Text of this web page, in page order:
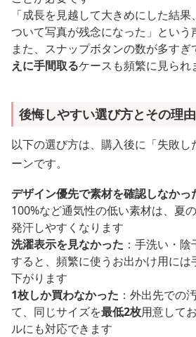
「成長を見越して大きめにした結
ついて写真が残念になった」という
また、スナップボタンの数が多すぎ
えに手間取るケースも頻繁に見られ
後悔しやすい選び方とその理由
以下の選び方は、購入後に「失敗し
ーンです。
デザイン優先で素材を確認しなかっ
100%など通気性の低い素材は、夏
発汗しやすくなります
洗濯表示を見なかった ：手洗い・
すると、頻繁に使うお出かけ用に
下がります
1枚しか買わなかった ：外出先での
て、同じサイズを最低2枚用意して
ルにも対応できます